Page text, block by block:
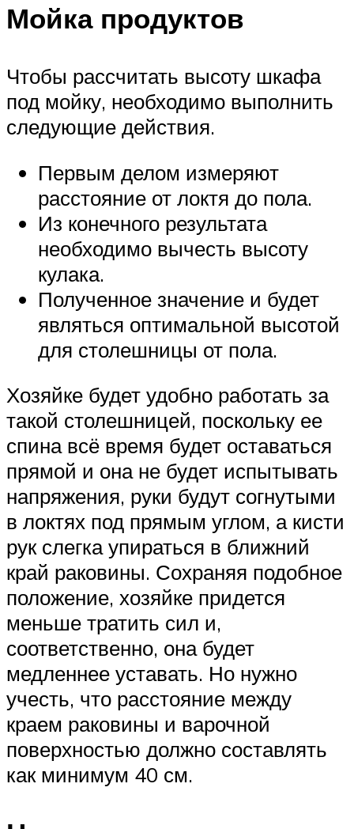
Мойка продуктов
Чтобы рассчитать высоту шкафа
под мойку, необходимо выполнить
следующие действия.
Первым делом измеряют
расстояние от локтя до пола.
Из конечного результата
необходимо вычесть высоту
кулака.
Полученное значение и будет
являться оптимальной высотой
для столешницы от пола.
Хозяйке будет удобно работать за
такой столешницей, поскольку ее
спина всё время будет оставаться
прямой и она не будет испытывать
напряжения, руки будут согнутыми
в локтях под прямым углом, а кисти
рук слегка упираться в ближний
край раковины. Сохраняя подобное
положение, хозяйке придется
меньше тратить сил и,
соответственно, она будет
медленнее уставать. Но нужно
учесть, что расстояние между
краем раковины и варочной
поверхностью должно составлять
как минимум 40 см.